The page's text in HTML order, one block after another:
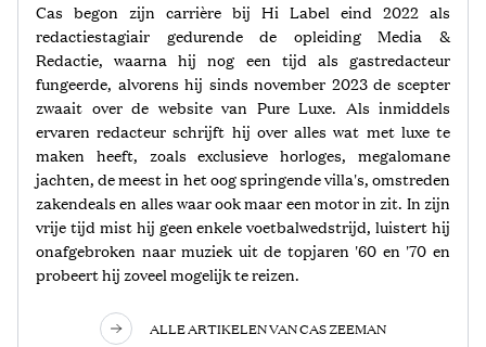
Cas begon zijn carrière bij Hi Label eind 2022 als
redactiestagiair gedurende de opleiding Media &
Redactie, waarna hij nog een tijd als gastredacteur
fungeerde, alvorens hij sinds november 2023 de scepter
zwaait over de website van Pure Luxe. Als inmiddels
ervaren redacteur schrijft hij over alles wat met luxe te
maken heeft, zoals exclusieve horloges, megalomane
jachten, de meest in het oog springende villa's, omstreden
zakendeals en alles waar ook maar een motor in zit. In zijn
vrije tijd mist hij geen enkele voetbalwedstrijd, luistert hij
onafgebroken naar muziek uit de topjaren '60 en '70 en
probeert hij zoveel mogelijk te reizen.
ALLE ARTIKELEN VAN CAS ZEEMAN